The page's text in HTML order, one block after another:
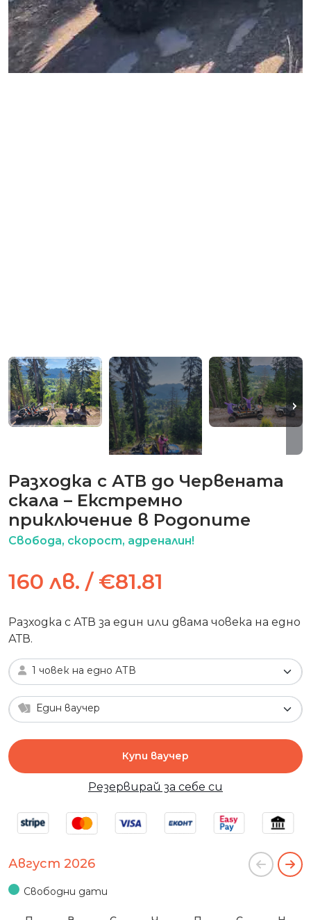
Разходка с АТВ до Червената
скала – Екстремно
приключение в Родопите
Свобода, скорост, адреналин!
160 лв. / €81.81
Разходка с АТВ за един или двама човека на едно
АТВ.
1 човек на едно АТВ
Един ваучер
Купи ваучер
Резервирай за себе си
Август 2026
Свободни дати